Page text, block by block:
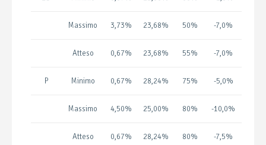
Massimo 3,73% 23,68% 50% -7,0%
Atteso 0,67% 23,68% 55% -7,0%
P Minimo 0,67% 28,24% 75% -5,0%
Massimo 4,50% 25,00% 80% -10,0%
Atteso 0,67% 28,24% 80% -7,5%